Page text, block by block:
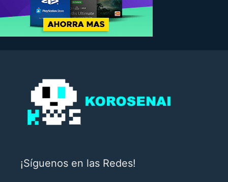
¡Síguenos en las Redes!